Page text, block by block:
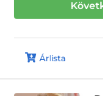
Árlista